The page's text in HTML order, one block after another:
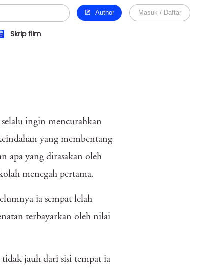
Author Masuk / Daftar
Skrip film
ingin mencurahkan
yang membentang
apa yang dirasakan oleh
menegah pertama.
ia sempat lelah
terbayarkan oleh nilai
jauh dari sisi tempat ia